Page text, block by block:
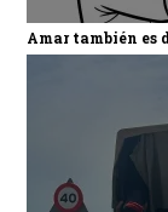
Amar también es